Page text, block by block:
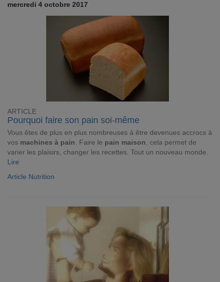
mercredi 4 octobre 2017
ARTICLE
Pourquoi faire son pain soi-même
Vous êtes de plus en plus nombreuses à être devenues accrocs à
vos machines à pain . Faire le pain maison , cela permet de
varier les plaisirs, changer les recettes. Tout un nouveau monde.
Lire
Article Nutrition